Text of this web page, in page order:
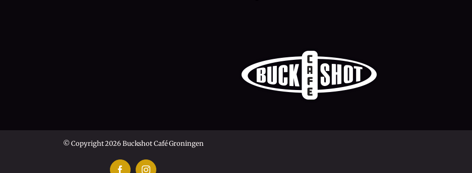
© Copyright 2026 Buckshot Café Groningen